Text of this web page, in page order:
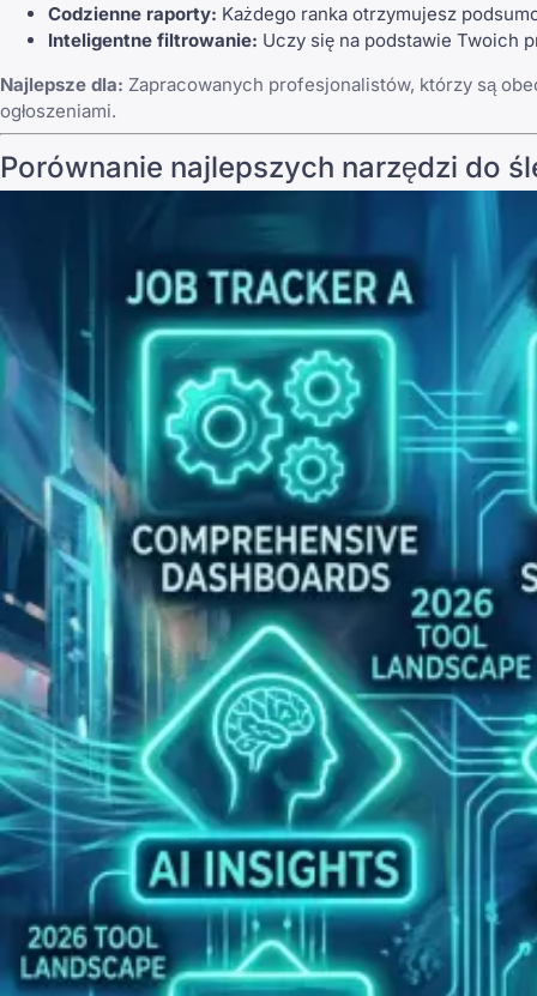
Codzienne raporty: Każdego ranka otrzymujesz
Inteligentne filtrowanie: Uczy się na podstawie Twoich
Najlepsze dla: Zapracowanych profesjonalistów, którzy są
ogłoszeniami.
Porównanie najlepszych narzędzi do